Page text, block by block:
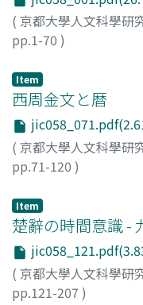
( 京都大學人文科學研
pp.1-70 )
Item
西周金文と暦
( 京都大學人文科學研
pp.71-120 )
Item
楚辭の時間意識 -
( 京都大學人文科學研
pp.121-207 )